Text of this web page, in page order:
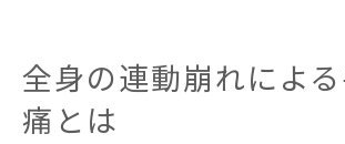
全身の連動崩れによ
痛とは